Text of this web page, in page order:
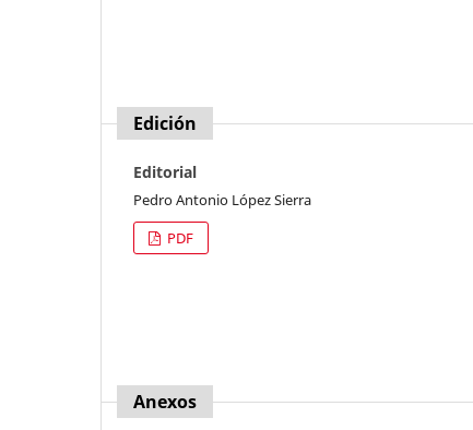
Edición
Editorial
Pedro Antonio López Sierra
PDF
Anexos